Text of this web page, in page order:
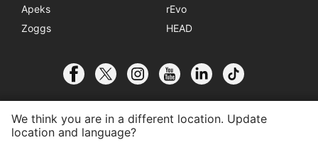
Apeks
rEvo
Zoggs
HEAD
We think you are in a different location. Update
location and language?